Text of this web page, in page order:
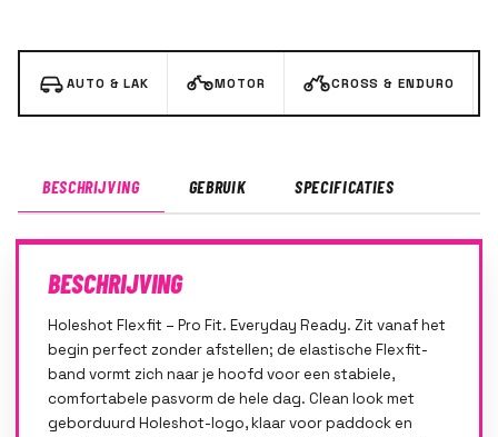
AUTO & LAK MOTOR CROSS & ENDURO
BESCHRIJVING GEBRUIK SPECIFICATIES
BESCHRIJVING
Holeshot Flexfit – Pro Fit. Everyday Ready. Zit vanaf het
begin perfect zonder afstellen; de elastische Flexfit-
band vormt zich naar je hoofd voor een stabiele,
comfortabele pasvorm de hele dag. Clean look met
geborduurd Holeshot-logo, klaar voor paddock en